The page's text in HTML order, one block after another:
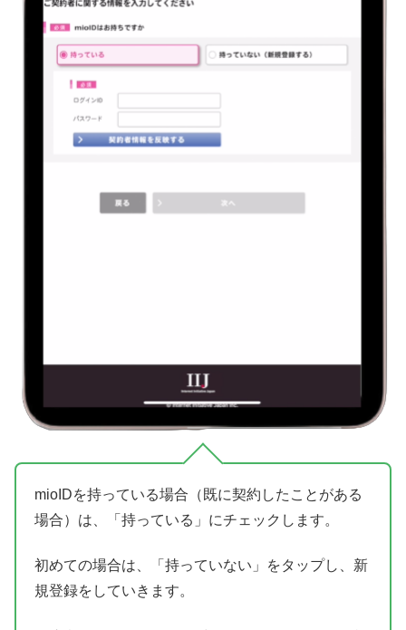
mioIDを持っている場合（既に契約したことがある
場合）は、「持っている」にチェックします。
初めての場合は、「持っていない」をタップし、新
規登録をしていきます。